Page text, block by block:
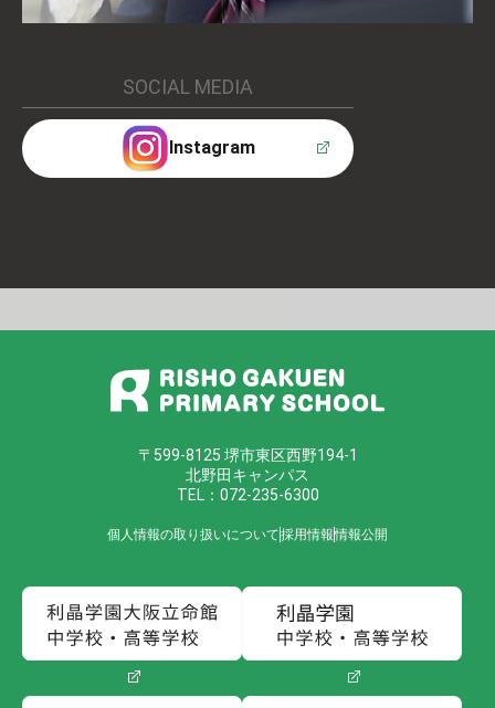
SOCIAL MEDIA
Instagram
〒599-8125 堺市東区西野194-1
北野田キャンパス
TEL：072-235-6300
個人情報の取り扱いについて採用情報情報公開